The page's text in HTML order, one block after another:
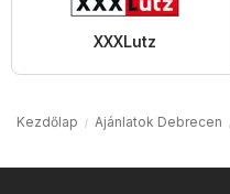
XXXLutz
Kezdőlap Ajánlatok Debrecen